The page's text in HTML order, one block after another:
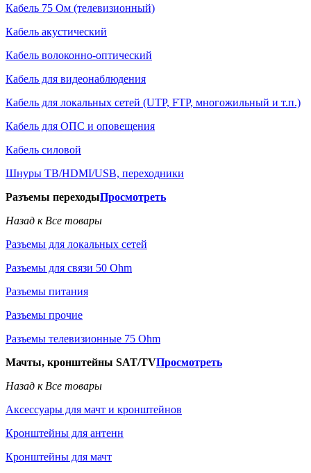
Кабель 75 Ом (телевизионный)
Кабель акустический
Кабель волоконно-оптический
Кабель для видеонаблюдения
Кабель для локальных сетей (UTP, FTP, многожильный и т.п.)
Кабель для ОПС и оповещения
Кабель силовой
Шнуры ТВ/HDMI/USB, переходники
Разъемы переходыПросмотреть
Назад к Все товары
Разъемы для локальных сетей
Разъемы для связи 50 Ohm
Разъемы питания
Разъемы прочие
Разъемы телевизионные 75 Ohm
Мачты, кронштейны SAT/TVПросмотреть
Назад к Все товары
Аксессуары для мачт и кронштейнов
Кронштейны для антенн
Кронштейны для мачт